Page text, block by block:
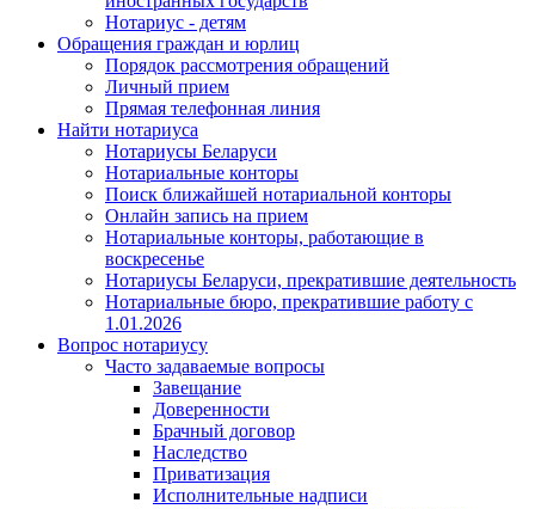
Нотариус - детям
Обращения граждан и юрлиц
Порядок рассмотрения обращений
Личный прием
Прямая телефонная линия
Найти нотариуса
Нотариусы Беларуси
Нотариальные конторы
Поиск ближайшей нотариальной конторы
Онлайн запись на прием
Нотариальные конторы, работающие в
воскресенье
Нотариусы Беларуси, прекратившие деятельность
Нотариальные бюро, прекратившие работу с
1.01.2026
Вопрос нотариусу
Часто задаваемые вопросы
Завещание
Доверенности
Брачный договор
Наследство
Приватизация
Исполнительные надписи